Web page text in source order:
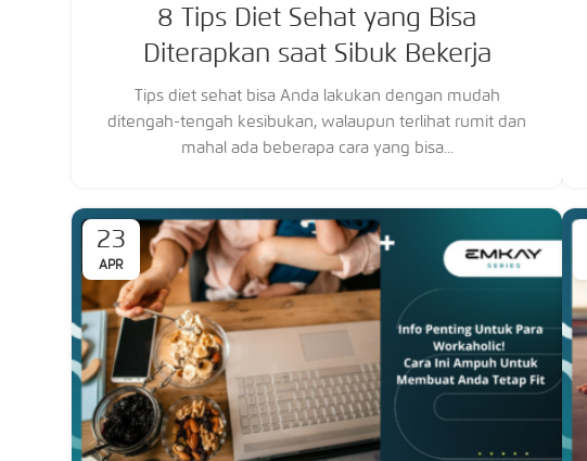
8 Tips Diet Sehat yang Bisa
Diterapkan saat Sibuk Bekerja
Tips diet sehat bisa Anda lakukan dengan mudah
ditengah-tengah kesibukan, walaupun terlihat rumit dan
mahal ada beberapa cara yang bisa...
23
APR